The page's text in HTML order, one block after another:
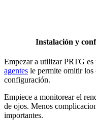
Instalación y
Empezar a utilizar PRTG
agentes le permite omitir los
configuración.
Empiece a monitorear el
de ojos. Menos
importantes.